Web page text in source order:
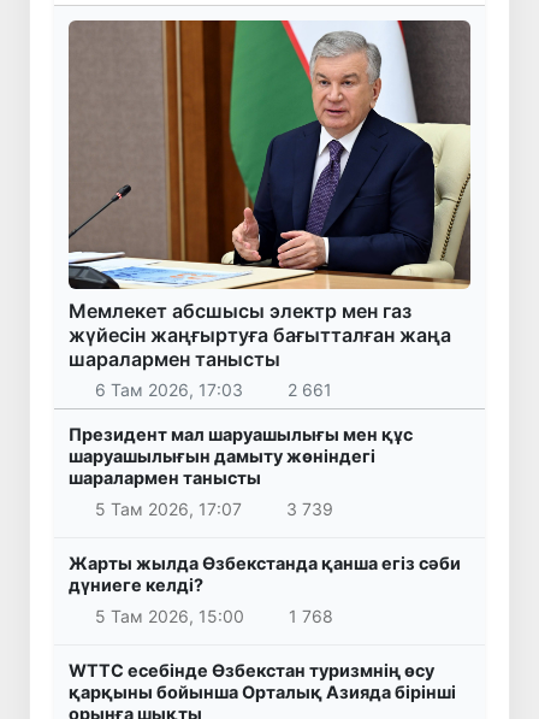
Мемлекет абсшысы электр мен газ
жүйесін жаңғыртуға бағытталған жаңа
шаралармен танысты
6 Там 2026, 17:03 2 661
Президент мал шаруашылығы мен құс
шаруашылығын дамыту жөніндегі
шаралармен танысты
5 Там 2026, 17:07
3 739
Жарты жылда Өзбекстанда қанша егіз сәби
дүниеге келді?
5 Там 2026, 15:00
1 768
WTTC есебінде Өзбекстан туризмнің өсу
қарқыны бойынша Орталық Азияда бірінші
орынға шықты